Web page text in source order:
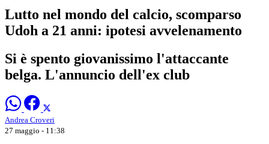
Lutto nel mondo del calcio, scomparso
Udoh a 21 anni: ipotesi avvelenamento
Si è spento giovanissimo l'attaccante
belga. L'annuncio dell'ex club
Andrea Croveri
27 maggio - 11:38